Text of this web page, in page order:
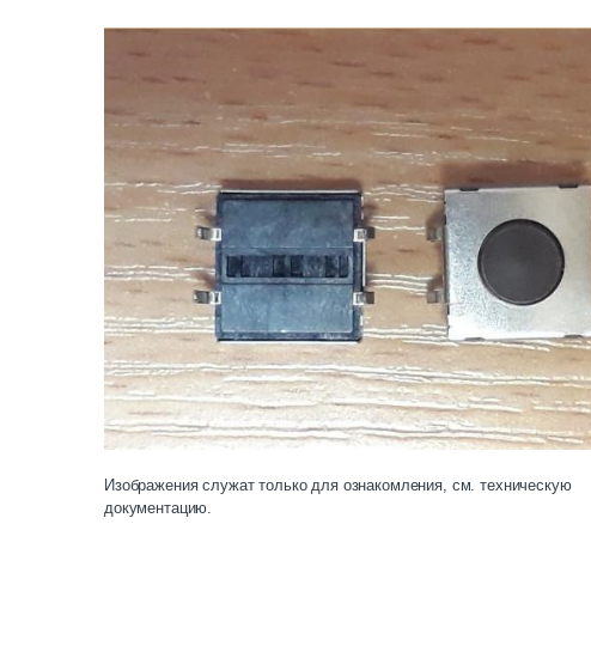
Изображения служат только для ознакомления, см. техническую
документацию.